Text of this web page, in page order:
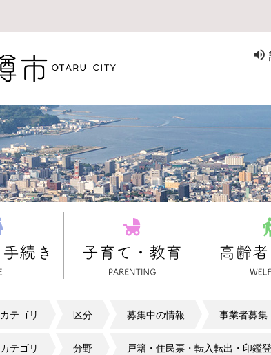
カテゴリ 区分 募集中の情報 事業者募集
カテゴリ 分野 戸籍・住民票・転入転出・印鑑